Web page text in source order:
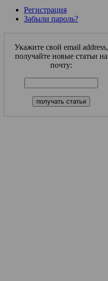
Регистрация
Забыли пароль?
Укажите свой email address,
получайте новые статьи на
почту: